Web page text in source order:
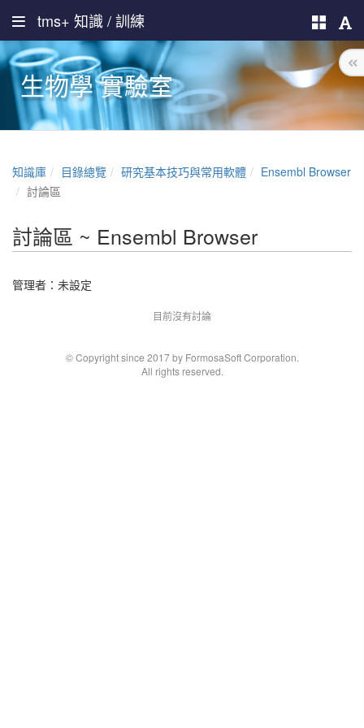
tms+ 知識 / 訓練
生物學 實驗室
知識庫 目錄總覽 研究基本技巧與常用軟體
Ensembl Browser
討論區
討論區 ~ Ensembl Browser
管理者：未設定
目前沒有討論
© Copyright since 2017 by FormosaSoft Corporation.
All rights reserved.